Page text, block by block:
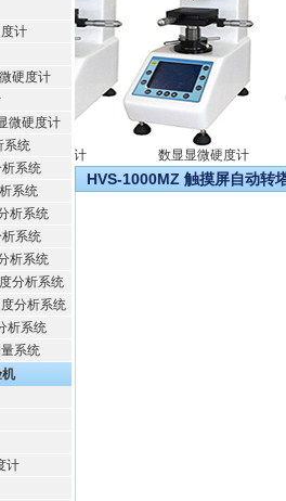
计
硬度计
微硬度计
系统
系统
系统
析系统
系统
析系统
分析系统
分析系统
析系统
系统
计
维氏硬度计 数显显微硬度计
HVS-1000MZ 触摸屏自动转